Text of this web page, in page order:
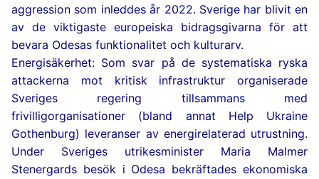
aggression som inleddes år 2022. Sverige har blivit en
av de viktigaste europeiska bidragsgivarna för att
bevara Odesas funktionalitet och kulturarv.
Energisäkerhet: Som svar på de systematiska ryska
attackerna mot kritisk infrastruktur organiserade
Sveriges regering tillsammans med
frivilligorganisationer (bland annat Help Ukraine
Gothenburg) leveranser av energirelaterad utrustning.
Under Sveriges utrikesminister Maria Malmer
Stenergards besök i Odesa bekräftades ekonomiska